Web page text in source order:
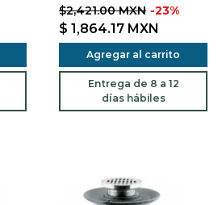
$2,421.00 MXN -23%
$ 1,864.17 MXN
Agregar al carrito
Entrega de 8 a 12
días hábiles